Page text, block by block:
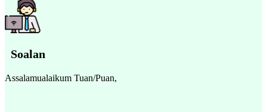
Soalan
Assalamualaikum Tuan/Puan,